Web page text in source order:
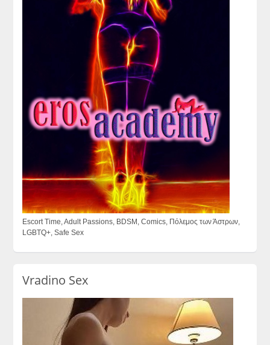
Escort Time, Adult Passions, BDSM, Comics, Πόλεμος των Άστρων,
LGBTQ+, Safe Sex
Vradino Sex